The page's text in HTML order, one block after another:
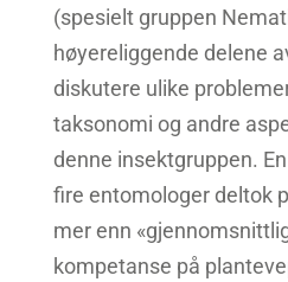
(spesielt gruppen
høyereliggende delene
diskutere ulike
taksonomi og andre
denne insektgruppen.
fire entomologer deltok
mer enn
kompetanse på